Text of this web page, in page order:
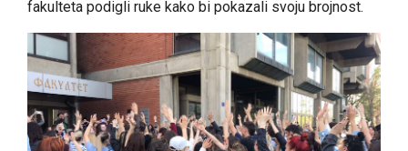
fakulteta podigli ruke kako bi pokazali svoju brojnost.